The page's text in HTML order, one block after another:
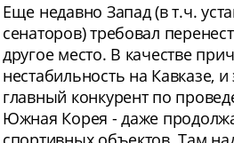
Еще недавно Запад (в т.ч.
сенаторов) требовал
другое место. В качестве
нестабильность на Кавказе,
главный конкурент по
Южная Корея - даже